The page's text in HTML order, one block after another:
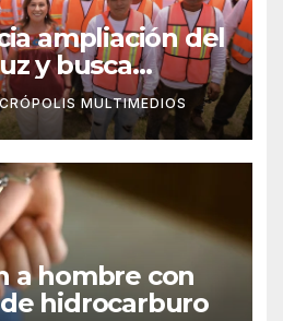
ampliación del
y busca
ingenio en crisis
MULTIMEDIOS
a hombre con
hidrocarburo